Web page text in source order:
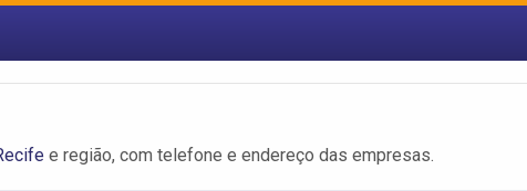
e região, com telefone e endereço das empresas.